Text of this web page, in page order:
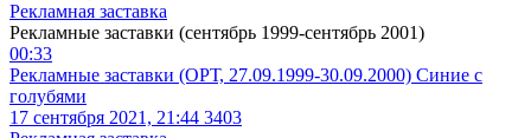
Рекламная заставка
Рекламные заставки (сентябрь 1999-сентябрь 2001)
00:33
Рекламные заставки (ОРТ, 27.09.1999-30.09.2000) Синие с
голубями
17 сентября 2021, 21:44 3403